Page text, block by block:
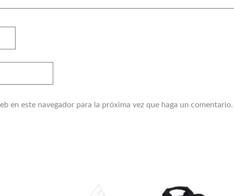
en este navegador para la próxima vez que haga un comentario.